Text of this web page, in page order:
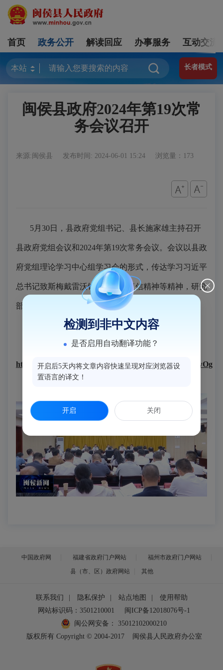
首页 政务公开 解读回应 办事服务 互动交流
长者模式
闽侯县政府2024年第19次常
务会议召开
来源:闽侯县 发布时间: 2024-06-01 15:24 浏览量：173
5月30日，县政府党组书记、县长施家雄主持召开
县政府党组会议和2024年第19次常务会议。会议以县政
府党组理论学习中心组学习会的形式，传达学习习近平
总书记致斯梅戴雷沃钢厂职工的复信精神等精神，研究
部署县政府初步贯彻意见。（程钊 陈秋霞/报道）
视频链接：
https://mp.weixin.qq.com/s/rWEZUAls9OnVeUktHfpwOg
中国政府网 福建省政府门户网站
福州市政府门户网站
县（市、区）政府网站
其他
联系我们 | 隐私保护 | 站点地图 |
使用帮助
网站标识码：3501210001
闽ICP备12018076号-1
闽公网安备：
35012102000210
版权所有 Copyright © 2004-2017
闽侯县人民政府办公室
检测到非中文内容
是否启用自动翻译功能？
开启后5天内将文章内容快速呈现对应浏览器设
置语言的译文！
开启 关闭